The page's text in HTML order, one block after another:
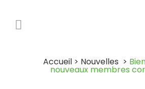
Accueil > Nouvelles >
nouveaux membres